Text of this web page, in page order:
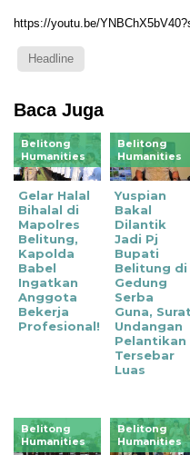
https://youtu.be/
Headline
Baca Juga
Belitong
Humanities
Gelar Halal
Bihalal di
Mapolres
Belitung,
Kapolda
Babel
Ingatkan
Anggota
Bekerja
Profesional!
Belitong
Humanities
Yuspian
Bakal
Dilantik
Jadi Pj
Bupati
Belitung di
Gedung
Serba
Guna, Surat
Undangan
Pelantikan
Tersebar
Luas
Belitong
Humanities
Belitong
Humanities